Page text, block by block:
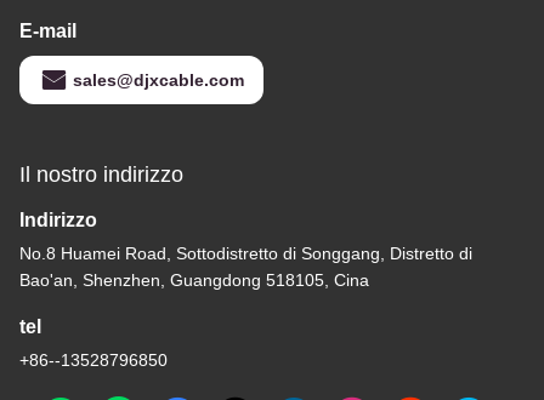
E-mail
sales@djxcable.com
Il nostro indirizzo
Indirizzo
No.8 Huamei Road, Sottodistretto di Songgang, Distretto di
Bao'an, Shenzhen, Guangdong 518105, Cina
tel
+86--13528796850